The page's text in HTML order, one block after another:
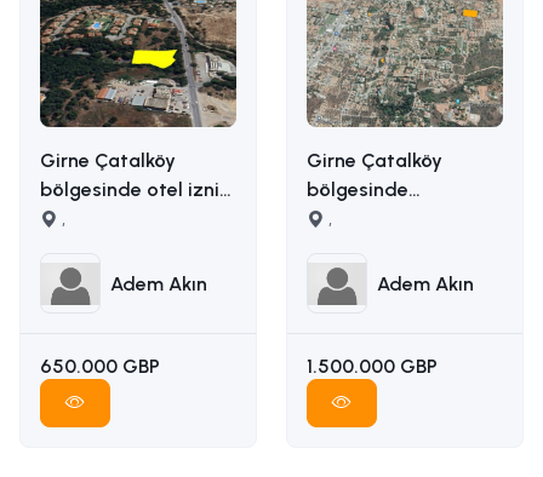
Girne Çatalköy
bölgesinde otel izni
alınmış 2173m2 satılık
ADEM AKIN
:05338314949
,
Adem Akın
650.000 GBP
Girne Çatalköy
bölgesinde
manzaralı satılık
AKIN : 05338314949
,
Adem Akın
1.500.000 GBP